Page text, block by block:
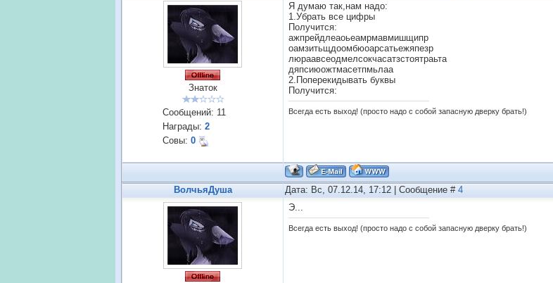
Знаток
Сообщений: 11
Награды: 2
Совы: 0
Я думаю так,нам надо:
1.Убрать все цифры
Получится:
ажпрейдлеаоьеамрмавмишщипр
оамзитьщдоомбюоарсатьежяпезр
люраавсеодмелсокчасатзстоятраьта
дяпсиюожтмасетпмьлаа
2.Поперекидывать буквы
Получится:
Всегда есть выход! (просто надо с собой запасную дверку брать!)
ВолчьяДуша Дата: Вс, 07.12.14, 17:12 | Сообщение # 4
Э...
Всегда есть выход! (просто надо с собой запасную дверку брать!)